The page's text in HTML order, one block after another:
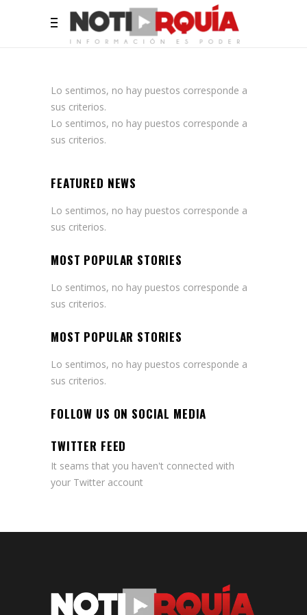
Lo sentimos, no hay puestos corresponde a
sus criterios.
Lo sentimos, no hay puestos corresponde a
sus criterios.
FEATURED NEWS
Lo sentimos, no hay puestos corresponde a
sus criterios.
MOST POPULAR STORIES
Lo sentimos, no hay puestos corresponde a
sus criterios.
MOST POPULAR STORIES
Lo sentimos, no hay puestos corresponde a
sus criterios.
FOLLOW US ON SOCIAL MEDIA
TWITTER FEED
It seams that you haven't connected with
your Twitter account